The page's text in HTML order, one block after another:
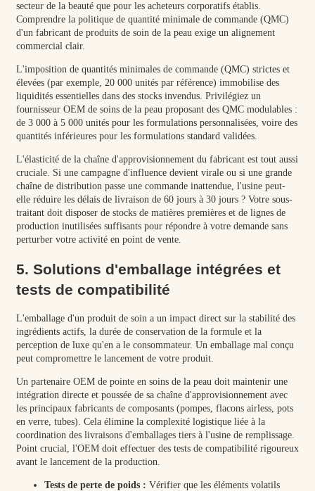
secteur de la beauté que pour les acheteurs corporatifs établis.
Comprendre la politique de quantité minimale de commande (QMC)
d'un fabricant de produits de soin de la peau exige un alignement
commercial clair.
L'imposition de quantités minimales de commande (QMC) strictes et
élevées (par exemple, 20 000 unités par référence) immobilise des
liquidités essentielles dans des stocks invendus. Privilégiez un
fournisseur OEM de soins de la peau proposant des QMC modulables :
de 3 000 à 5 000 unités pour les formulations personnalisées, voire des
quantités inférieures pour les formulations standard validées.
L'élasticité de la chaîne d'approvisionnement du fabricant est tout aussi
cruciale. Si une campagne d'influence devient virale ou si une grande
chaîne de distribution passe une commande inattendue, l'usine peut-
elle réduire les délais de livraison de 60 jours à 30 jours ? Votre sous-
traitant doit disposer de stocks de matières premières et de lignes de
production inutilisées suffisants pour répondre à votre demande sans
perturber votre activité en point de vente.
5. Solutions d'emballage intégrées et
tests de compatibilité
L'emballage d'un produit de soin a un impact direct sur la stabilité des
ingrédients actifs, la durée de conservation de la formule et la
perception de luxe qu'en a le consommateur. Un emballage mal conçu
peut compromettre le lancement de votre produit.
Un partenaire OEM de pointe en soins de la peau doit maintenir une
intégration directe et poussée de sa chaîne d'approvisionnement avec
les principaux fabricants de composants (pompes, flacons airless, pots
en verre, tubes). Cela élimine la complexité logistique liée à la
coordination des livraisons d'emballages tiers à l'usine de remplissage.
Point crucial, l'OEM doit effectuer des tests de compatibilité rigoureux
avant le lancement de la production.
Tests de perte de poids : Vérifier que les éléments volatils